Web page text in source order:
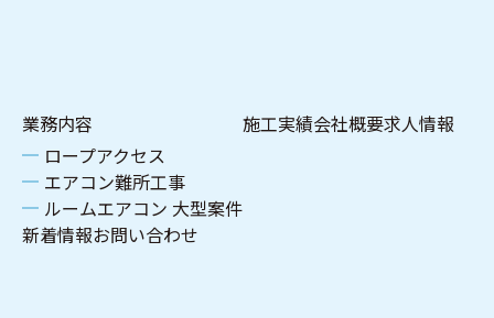
業務内容
ロープアクセス
エアコン難所工事
ルームエアコン 大型案件
施工実績会社概要求人情報
新着情報お問い合わせ